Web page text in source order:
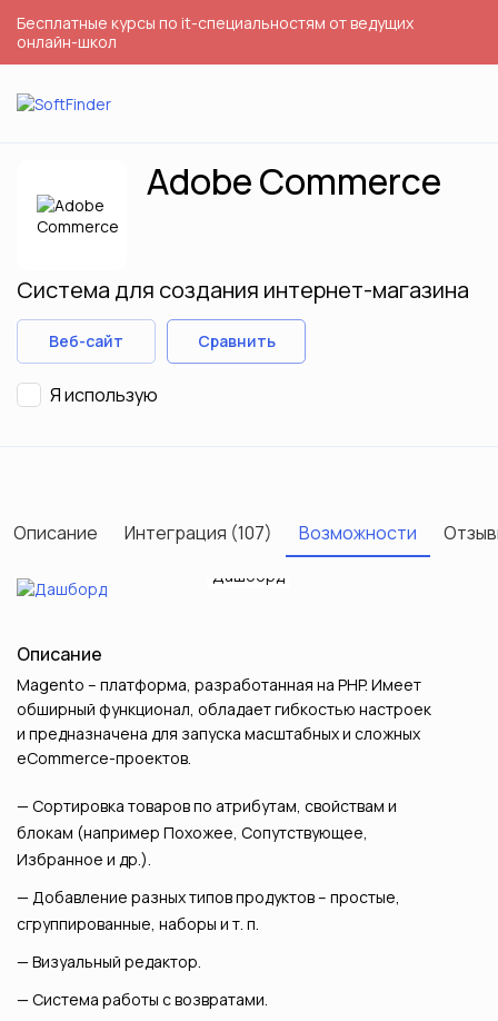
Бесплатные курсы по it-специальностям от ведущих
онлайн-школ
Adobe Commerce
Система для создания интернет-магазина
Веб-сайт Сравнить
Я использую
Описание Интеграция (107) Возможности
Описание
Magento – платформа, разработанная на PHP. Имеет
обширный функционал, обладает гибкостью настроек
и предназначена для запуска масштабных и сложных
eCommerce-проектов.
Сортировка товаров по атрибутам, свойствам и
блокам (например Похожее, Сопутствующее,
Избранное и др.).
Добавление разных типов продуктов – простые,
сгруппированные, наборы и т. п.
Визуальный редактор.
Система работы с возвратами.
Previous
Дашборд
Каталог
Конструктор
Контент
Маркетинг
Настройки товаров
Настройки
Отчеты
Покупатели
Продажи